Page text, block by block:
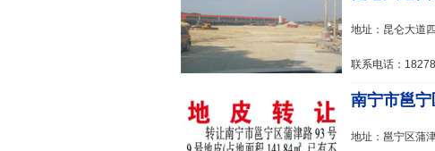
地址：昆仑大道
联系电话：
南宁市邕
地址：邕宁区蒲